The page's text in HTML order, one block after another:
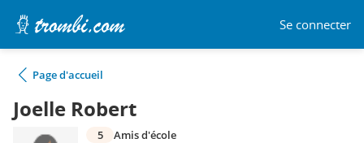
Se connecter
Page d'accueil
Joelle Robert
5
Amis d'école